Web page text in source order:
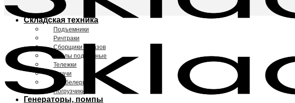
Складская техника
Подъемники
Ричтраки
Сборщики заказов
Столы подъемные
Тележки
Тягачи
Штабелеры
Погрузчики
Генераторы, помпы